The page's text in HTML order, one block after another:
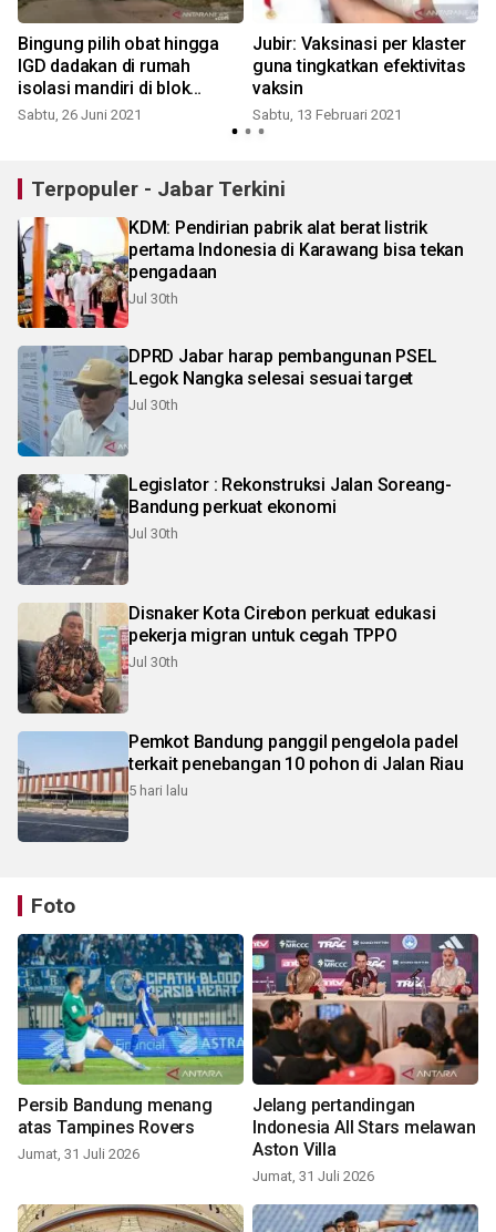
Bingung pilih obat hingga
IGD dadakan di rumah
isolasi mandiri di blok
Perumahan Bekasi
Sabtu, 26 Juni 2021
Jubir: Vaksinasi per klaster
guna tingkatkan efektivitas
vaksin
Sabtu, 13 Februari 2021
Terpopuler - Jabar Terkini
KDM: Pendirian pabrik alat berat listrik
pertama Indonesia di Karawang bisa tekan
pengadaan
Jul 30th
DPRD Jabar harap pembangunan PSEL
Legok Nangka selesai sesuai target
Jul 30th
Legislator : Rekonstruksi Jalan Soreang-
Bandung perkuat ekonomi
Jul 30th
Disnaker Kota Cirebon perkuat edukasi
pekerja migran untuk cegah TPPO
Jul 30th
Pemkot Bandung panggil pengelola padel
terkait penebangan 10 pohon di Jalan Riau
5 hari lalu
Foto
Persib Bandung menang
atas Tampines Rovers
Jumat, 31 Juli 2026
Jelang pertandingan
Indonesia All Stars melawan
Aston Villa
Jumat, 31 Juli 2026